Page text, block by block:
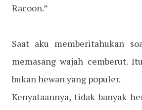
Racoon.”
Saat aku memberitahukan
memasang wajah cemberut.
bukan hewan yang populer.
Kenyataannya, tidak banyak